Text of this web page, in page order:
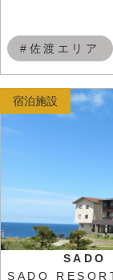
#佐渡エリア
SADO
SADO
宿泊施設